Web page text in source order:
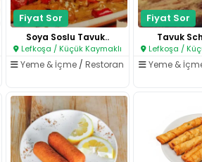
Fiyat Sor
Soya Soslu Tavuk..
Lefkoşa / Küçük Kaymaklı
Yeme & İçme /Restoran
Fiyat Sor
Tavuk
Lefkoşa /
Yeme &